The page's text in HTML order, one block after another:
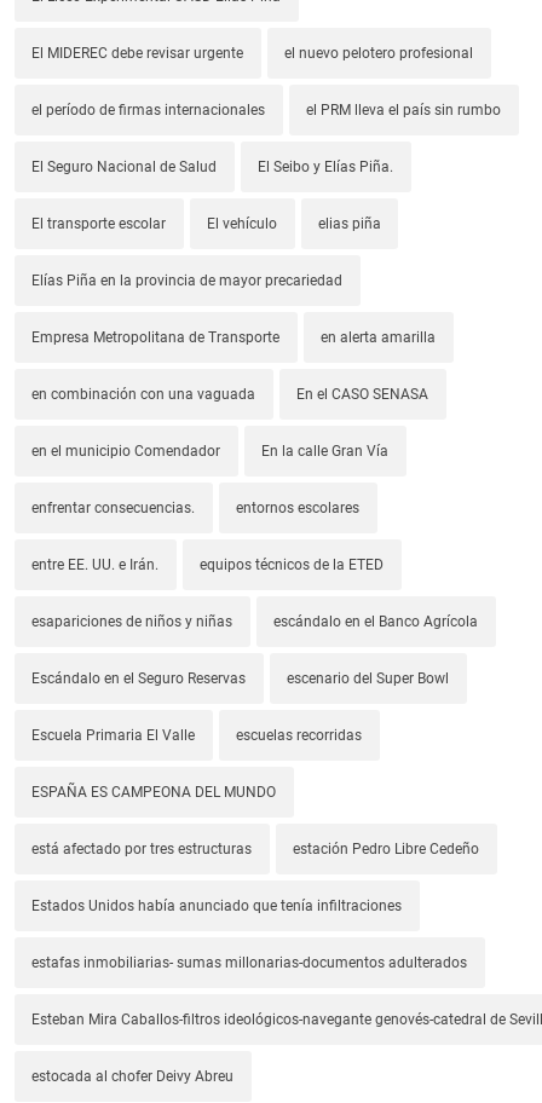
El MIDEREC debe revisar urgente el nuevo pelotero profesional
el período de firmas internacionales el PRM lleva el país sin rumbo
El Seguro Nacional de Salud El Seibo y Elías Piña.
El transporte escolar El vehículo elias piña
Elías Piña en la provincia de mayor precariedad
Empresa Metropolitana de Transporte en alerta amarilla
en combinación con una vaguada En el CASO SENASA
en el municipio Comendador En la calle Gran Vía
enfrentar consecuencias. entornos escolares
entre EE. UU. e Irán. equipos técnicos de la ETED
esapariciones de niños y niñas escándalo en el Banco Agrícola
Escándalo en el Seguro Reservas escenario del Super Bowl
Escuela Primaria El Valle escuelas recorridas
ESPAÑA ES CAMPEONA DEL MUNDO
está afectado por tres estructuras estación Pedro Libre Cedeño
Estados Unidos había anunciado que tenía infiltraciones
estafas inmobiliarias- sumas millonarias-documentos adulterados
Esteban Mira Caballos-filtros ideológicos-navegante genovés-catedral de
estocada al chofer Deivy Abreu